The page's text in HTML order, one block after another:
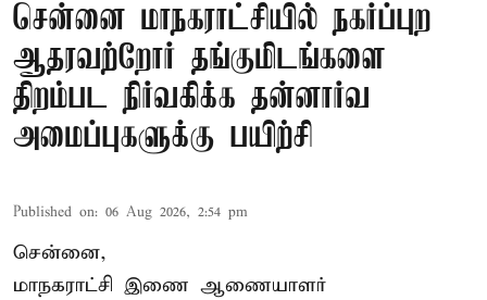
சென்னை மாநகராட்சியில் நகர்ப்புற
ஆதரவற்றோர் தங்குமிடங்களை
திறம்பட நிர்வகிக்க தன்னார்வ
அமைப்புகளுக்கு பயிற்சி
Published on: 06 Aug 2026, 2:54 pm
சென்னை,
மாநகராட்சி இணை ஆணையாளர்